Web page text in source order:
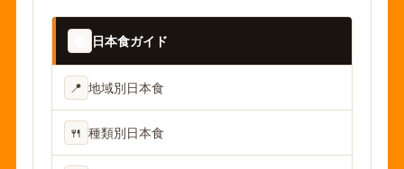
日本食ガイド
📍 地域別日本食
🍴 種類別日本食